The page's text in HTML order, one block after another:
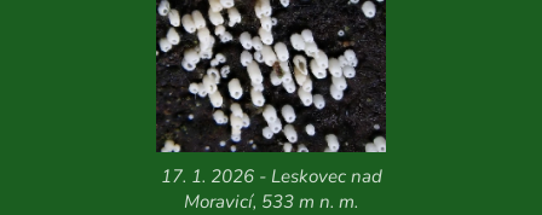
17. 1. 2026 - Leskovec nad
Moravicí, 533 m n. m.